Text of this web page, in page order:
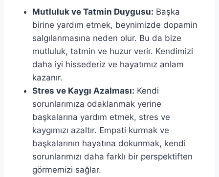
Mutluluk ve Tatmin Duygusu: Başka
birine yardım etmek, beynimizde dopamin
salgılanmasına neden olur. Bu da bize
mutluluk, tatmin ve huzur verir. Kendimizi
daha iyi hissederiz ve hayatımız anlam
kazanır.
Stres ve Kaygı Azalması: Kendi
sorunlarımıza odaklanmak yerine
başkalarına yardım etmek, stres ve
kaygımızı azaltır. Empati kurmak ve
başkalarının hayatına dokunmak, kendi
sorunlarımızı daha farklı bir perspektiften
görmemizi sağlar.